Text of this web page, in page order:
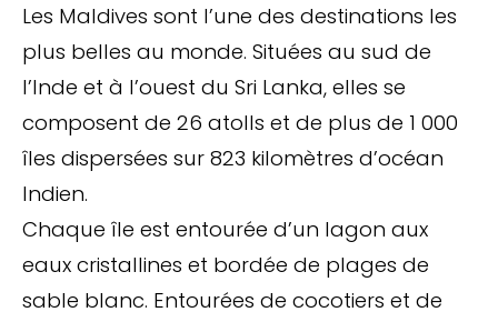
Les Maldives sont l’une des destinations les
plus belles au monde. Situées au sud de
l’Inde et à l’ouest du Sri Lanka, elles se
composent de 26 atolls et de plus de 1 000
îles dispersées sur 823 kilomètres d’océan
Indien.
Chaque île est entourée d’un lagon aux
eaux cristallines et bordée de plages de
sable blanc. Entourées de cocotiers et de